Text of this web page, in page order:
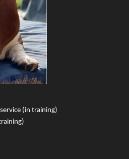
(in training)